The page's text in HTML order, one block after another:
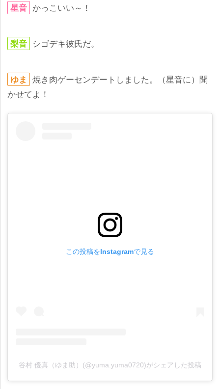
星音 かっこいい～！
梨音 シゴデキ彼氏だ。
ゆま 焼き肉ゲーセンデートしました。（星音に）聞
かせてよ！
この投稿をInstagramで見る
谷村 優真（ゆま助）(@yuma.yuma0720)がシェアした投稿